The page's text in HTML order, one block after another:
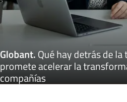
Globant.Qué hay detrás de
promete acelerar la
compañías